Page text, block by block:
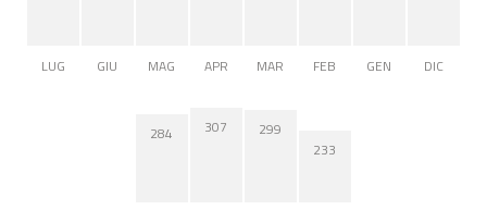
LUG GIU MAG APR MAR FEB GEN DIC
284 307 299
233